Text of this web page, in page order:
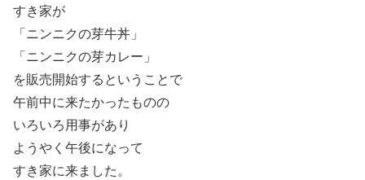
すき家が
「ニンニクの芽牛丼」
「ニンニクの芽カレー」
を販売開始するということで
午前中に来たかったものの
いろいろ用事があり
ようやく午後になって
すき家に来ました。